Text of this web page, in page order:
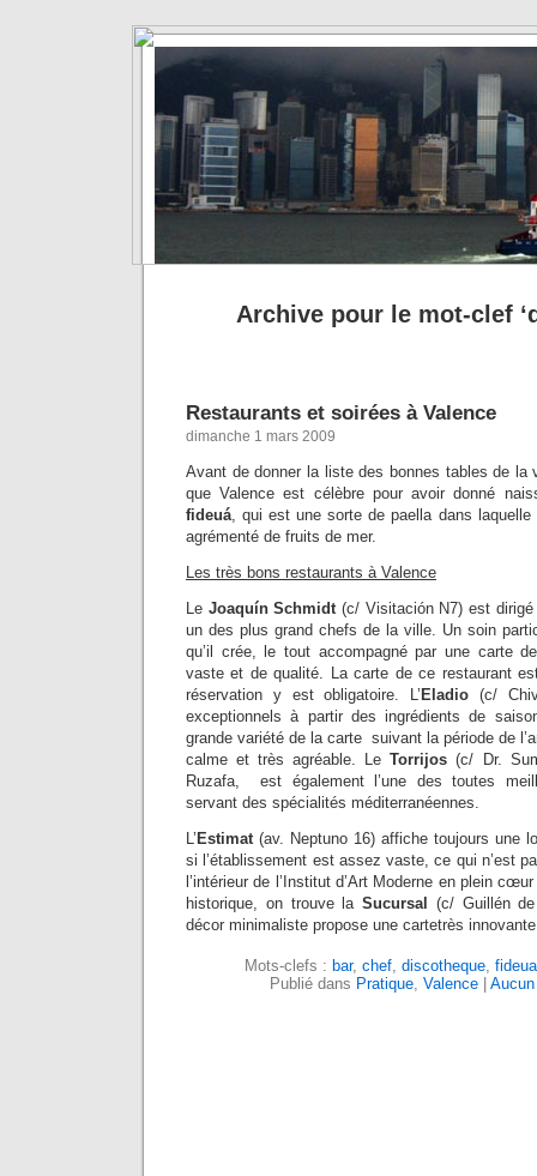
Archive pour le mot-clef
Restaurants et soirées à Valence
dimanche 1 mars 2009
Avant de donner la liste des bonnes tables de la
que Valence est célèbre pour avoir donné
fideuá, qui est une sorte de paella dans
agrémenté de fruits de mer.
Les très bons restaurants à Valence
Le Joaquín Schmidt(c/ Visitación N7) est
un des plus grand chefs de la ville. Un soin
qu’il crée, le tout accompagné par une carte
vaste et de qualité. La carte de ce restaurant
réservation y est obligatoire. L’ Eladio (c/
exceptionnels à partir des ingrédients de
grande variété de la carte suivant la période de
calme et très agréable. LeTorrijos (c/ Dr.
Ruzafa, est également l’une des toutes
servant des spécialités méditerranéennes.
L’ Estimat(av. Neptuno 16) affiche toujours une
si l’établissement est assez vaste, ce qui n’est
l’intérieur de l’Institut d’Art Moderne en plein
historique, on trouve la Sucursal (c/ Guillén
décor minimaliste propose une cartetrès
Mots-clefs : bar, chef, discotheque, fideua
Publié dans Pratique, Valence|